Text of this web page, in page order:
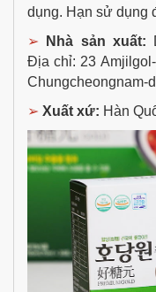
dụng. Hạn sử dụng
➢
Nhà sản xuất:
Địa chỉ: 23
Chungcheongnam-
➢ Xuất xứ: Hàn